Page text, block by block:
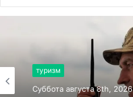
туризм
Суббота августа 8th, 2026